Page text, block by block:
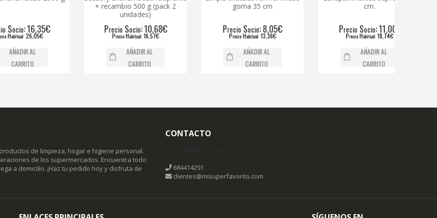
: 16,35€
: 26,05€
AL
+ recambio 500 g (pack 2
unidades)
Socio: 10,68€
abitual: 16,57€
AÑADIR AL
CARRITO
goma 35 cm
Socio: 8,05€
abitual: 13,36€
AÑADIR AL
CARRITO
Socio: 11,00€
abitual: 18,74€
AÑADIR AL
CARRITO
de limpieza, hogar e higiene personal.
de los supermercados. Encuentra todo
a domicilio. ¡Haz tu pedido hoy y disfruta de
CONTACTO
684414291
clientes@misuperfavorito.com